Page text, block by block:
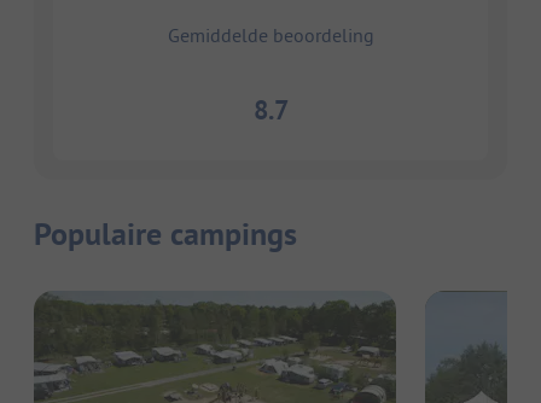
Gemiddelde beoordeling
8.7
Populaire campings